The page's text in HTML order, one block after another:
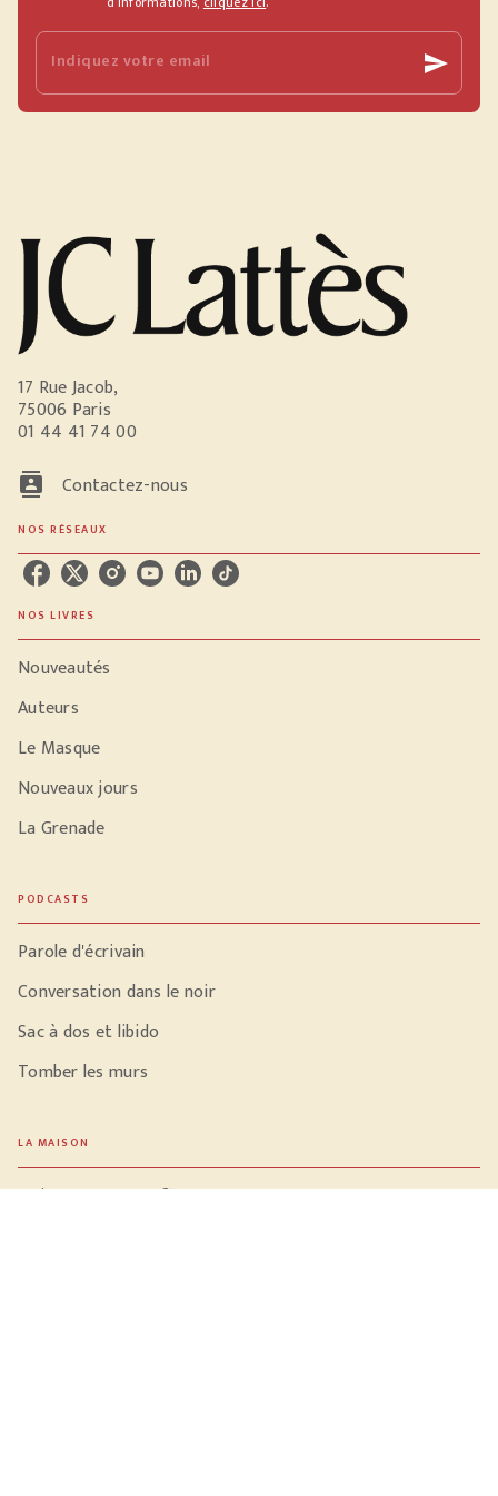
Indiquez votre email send
17 Rue Jacob,
75006 Paris
01 44 41 74 00
contacts Contactez-nous
NOS RÉSEAUX
NOS LIVRES
Nouveautés
Auteurs
Le Masque
Nouveaux jours
La Grenade
PODCASTS
Parole d'écrivain
Conversation dans le noir
Sac à dos et libido
Tomber les murs
LA MAISON
Qui sommes-nous ?